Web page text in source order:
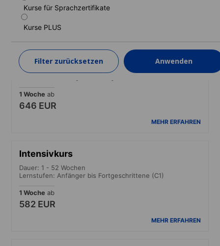
Kurse für Sprachzertifikate
Kurse PLUS
Filter zurücksetzen Anwenden
585 EUR
Kurs Bildungsurlaub
Dauer: 1 - 2 Wochen
1 Woche ab
646 EUR
MEHR ERFAHREN
Intensivkurs
Dauer: 1 - 52 Wochen
Lernstufen: Anfänger bis Fortgeschrittene (C1)
1 Woche ab
582 EUR
MEHR ERFAHREN